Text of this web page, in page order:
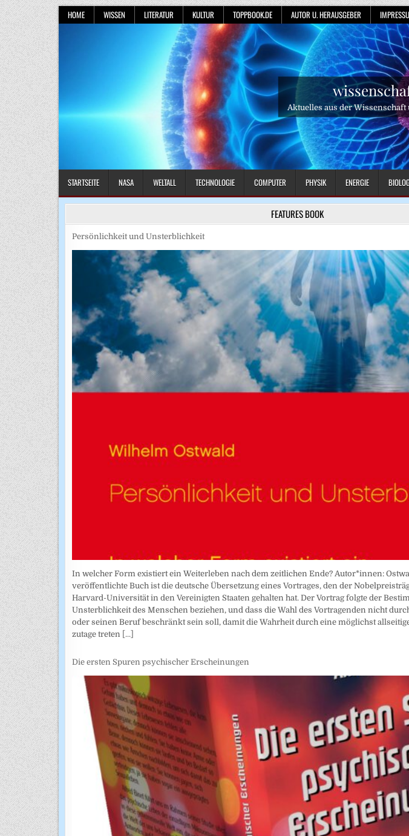
Skip
to
content
HOME WISSEN LITERATUR KULTUR TOPPBOOK.DE AUTOR U. HERAUSGEBER
Aktuelles aus der
STARTSEITE NASA WELTALL TECHNOLOGIE COMPUTER PHYSIK ENERGIE
FEATURES BOOK
Persönlichkeit und Unsterblichkeit
In welcher Form existiert ein Weiterleben nach dem zeitlichen Ende? Autor*innen:
veröffentlichte Buch ist die deutsche Übersetzung eines Vortrages, den der
Harvard-Universität in den Vereinigten Staaten gehalten hat. Der Vortrag folgte der
Unsterblichkeit des Menschen beziehen, und dass die Wahl des Vortragenden nicht
oder seinen Beruf beschränkt sein soll, damit die Wahrheit durch eine möglichst
zutage treten [...]
Die ersten Spuren psychischer Erscheinungen